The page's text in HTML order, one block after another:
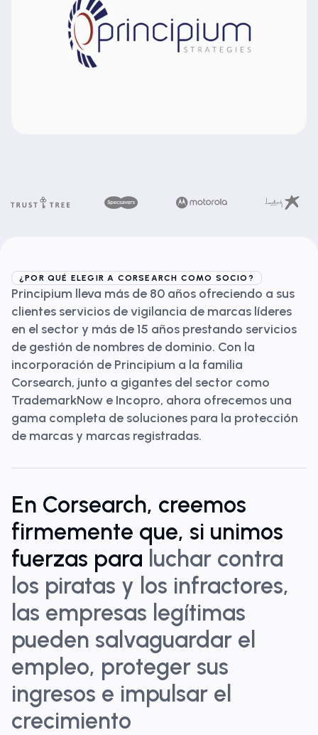
¿POR QUÉ ELEGIR A CORSEARCH COMO SOCIO?
Principium lleva más de 80 años ofreciendo a sus
clientes servicios de vigilancia de marcas líderes
en el sector y más de 15 años prestando servicios
de gestión de nombres de dominio. Con la
incorporación de Principium a la familia
Corsearch, junto a gigantes del sector como
TrademarkNow e Incopro, ahora ofrecemos una
gama completa de soluciones para la protección
de marcas y marcas registradas.
En Corsearch, creemos
firmemente que, si unimos
fuerzas para luchar contra
los piratas y los infractores,
las empresas legítimas
pueden salvaguardar el
empleo, proteger sus
ingresos e impulsar el
crecimiento